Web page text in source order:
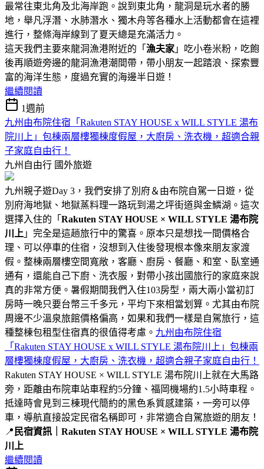
最常往東北角及北海岸跑。說到東北角，龍洞是玩水者的勝
地，舉凡浮潛、水肺潛水、獨木舟等各種水上活動都會在這裡
進行，整條海岸線到了夏天總是充滿活力。
這天我們主要來龍洞漁港附近的「 漁夫家 」吃小卷米粉，吃飽
後再順遊旁邊的龍洞漁港潮間帶，帶小朋友一起踏浪、探索豐
富的海洋生態，度過充實的海邊半日遊！
繼續閱讀
1週前
九州由布院住宿「Rakuten STAY HOUSE x WILL STYLE 湯布
院川上」包棟兩層樓獨棟度假屋，大廚房、洗衣機，超適合親
子家庭自由行！
九州自由行 國外旅遊
九州親子遊Day 3，我們安排了別府＆由布院自駕一日遊，從
別府海地獄、地獄蒸料理一路玩到湯之坪街道與金鱗湖。這次
選擇入住的「 Rakuten STAY HOUSE × WILL STYLE 湯布院
川上 」完全是這趟旅行中的驚喜。原本只是想找一間價格合
理、可以停車的住宿，沒想到入住後發現根本像來朋友家渡
假。整棟兩層樓空間寬敞，客廳、廚房、餐廳、和室、臥室通
通有，還能自己下廚、洗衣服，對帶小孩出國旅行的家庭來說
真的非常方便。暑假期間我們入住103房型，兩大兩小當初訂
房時一晚只要台幣三千多元，平均下來相當划算。尤其由布院
周邊不少溫泉旅館價格偏高，如果和我們一樣是自駕旅行，這
種整棟包租型住宿真的很值得考慮。 九州由布院住宿
「Rakuten STAY HOUSE x WILL STYLE 湯布院川上」包棟兩
層樓獨棟度假屋，大廚房、洗衣機，超適合親子家庭自由行！
Rakuten STAY HOUSE × WILL STYLE 湯布院川上就在大馬路
旁，距離由布院車站車程約5分鐘、福岡機場約1.5小時車程。
抵達時會見到三棟現代簡約的黑色系質感建築，一旁可以停
車，導航直接設定民宿名稱即可，非常適合自駕旅遊的朋友！
📍 民宿資訊｜Rakuten STAY HOUSE × WILL STYLE 湯布院
川上
繼續閱讀